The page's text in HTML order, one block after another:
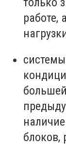
работе,
блоков,